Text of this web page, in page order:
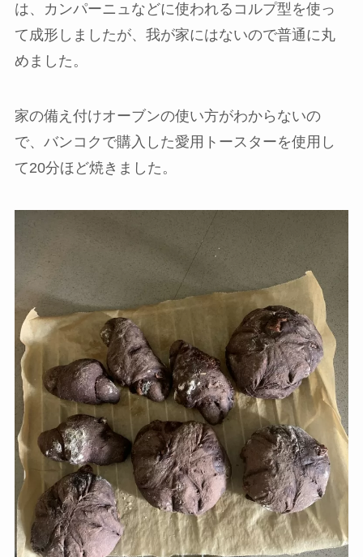
は、カンパーニュなどに使われるコルプ型を使っ
て成形しましたが、我が家にはないので普通に丸
めました。
家の備え付けオーブンの使い方がわからないの
で、バンコクで購入した愛用トースターを使用し
て20分ほど焼きました。